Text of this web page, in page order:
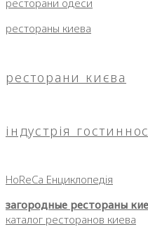
рестораны киева
ресторани києва
індустрія
HoReCa Енциклопедія
загородные рестораны
каталог ресторанов киева